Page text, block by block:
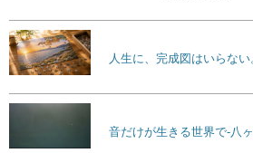
人生に、完成図はいらない
音だけが生きる世界で-八